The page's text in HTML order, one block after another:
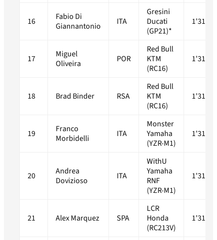
16
Fabio Di
Giannantonio
ITA
Gresini
Ducati
(GP21)*
17
Miguel
Oliveira
POR
Red Bull
KTM
(RC16)
18 Brad Binder RSA
Red Bull
KTM
(RC16)
19
Franco
Morbidelli
ITA
Monster
Yamaha
(YZR-M1)
20
Andrea
Dovizioso
ITA
WithU
Yamaha
RNF
(YZR-M1)
21 Alex Marquez SPA
LCR
Honda
(RC213V)